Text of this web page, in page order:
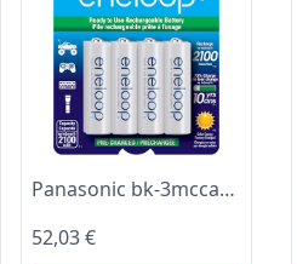
Panasonic bk-3mcca8ba wiederaufladbar Akku - wiederaufladbar Batterien (Universal, AA, Nickel Metall Hydrid, weiß, Blister)
52,03 €